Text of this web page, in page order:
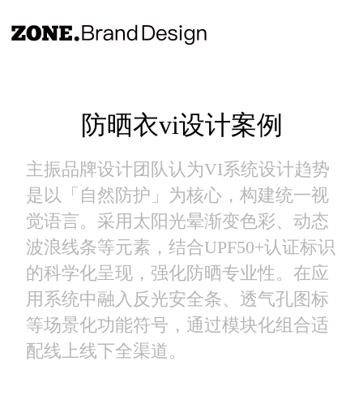
防晒衣vi设计案例
主振品牌设计团队认为VI系统设计趋势
是以「自然防护」为核心，构建统一视
觉语言。采用太阳光晕渐变色彩、动态
波浪线条等元素，结合UPF50+认证标识
的科学化呈现，强化防晒专业性。在应
用系统中融入反光安全条、透气孔图标
等场景化功能符号，通过模块化组合适
配线上线下全渠道。